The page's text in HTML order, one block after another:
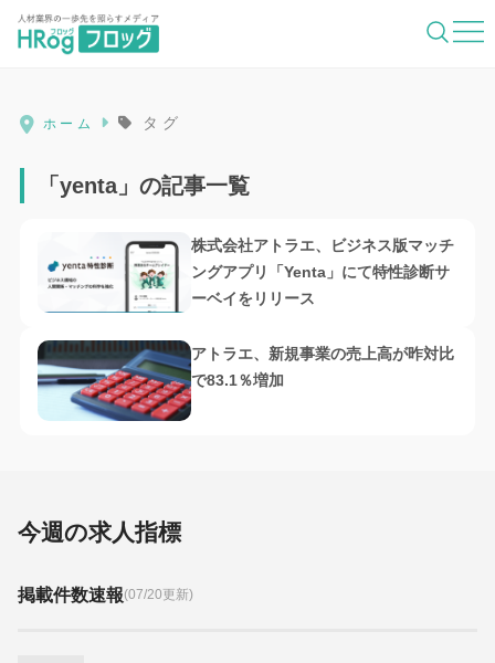
HRog | 人材業界の一歩先を照らすメディ
ホーム タグ
「yenta」の記事一覧
株式会社アトラエ、ビジネス版マッチ
ングアプリ「Yenta」にて特性診断サ
ーベイをリリース
アトラエ、新規事業の売上高が昨対比
で83.1％増加
今週の求人指標
掲載件数速報(07/20更新)